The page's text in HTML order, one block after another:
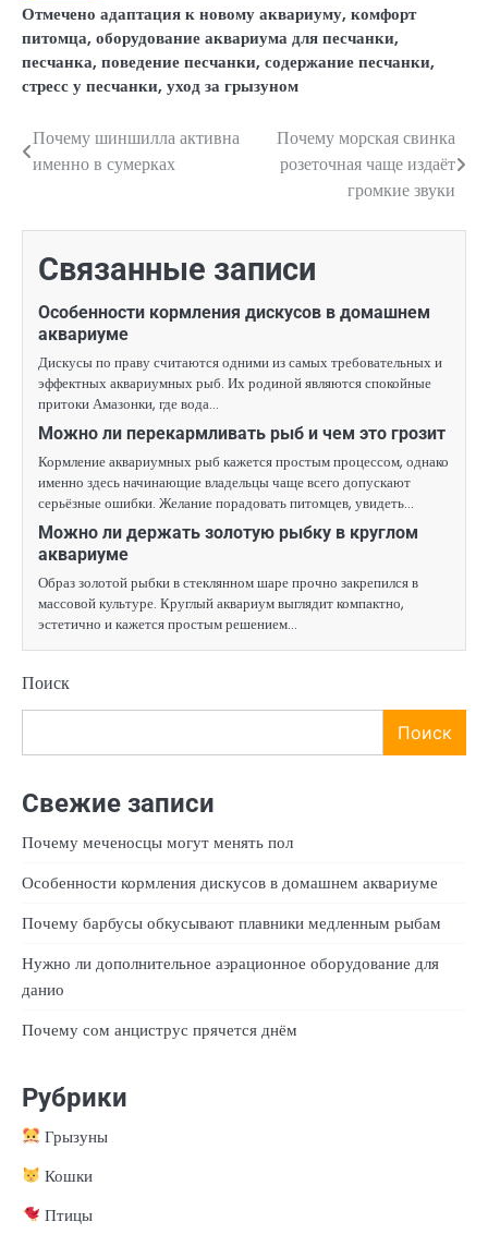
Отмечено адаптация к новому аквариуму, комфорт
питомца, оборудование аквариума для песчанки,
песчанка, поведение песчанки, содержание песчанки,
стресс у песчанки, уход за грызуном
Навигация
записям
Почему шиншилла активна
именно в сумерках
Почему морская свинка
розеточная чаще издаёт
громкие звуки
Связанные записи
Особенности кормления дискусов в домашнем
аквариуме
Дискусы по праву считаются одними из самых требовательных и
эффектных аквариумных рыб. Их родиной являются спокойные
притоки Амазонки, где вода…
Можно ли перекармливать рыб и чем это грозит
Кормление аквариумных рыб кажется простым процессом, однако
именно здесь начинающие владельцы чаще всего допускают
серьёзные ошибки. Желание порадовать питомцев, увидеть…
Можно ли держать золотую рыбку в круглом
аквариуме
Образ золотой рыбки в стеклянном шаре прочно закрепился в
массовой культуре. Круглый аквариум выглядит компактно,
эстетично и кажется простым решением…
Поиск
Поиск
Свежие записи
Почему меченосцы могут менять пол
Особенности кормления дискусов в домашнем аквариуме
Почему барбусы обкусывают плавники медленным рыбам
Нужно ли дополнительное аэрационное оборудование для
данио
Почему сом анциструс прячется днём
Рубрики
Грызуны
Кошки
Птицы